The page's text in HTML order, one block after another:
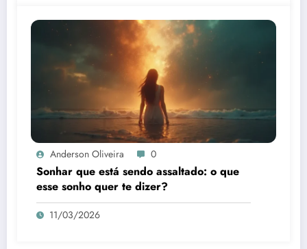
Anderson Oliveira 0
Sonhar que está sendo assaltado: o que
esse sonho quer te dizer?
11/03/2026